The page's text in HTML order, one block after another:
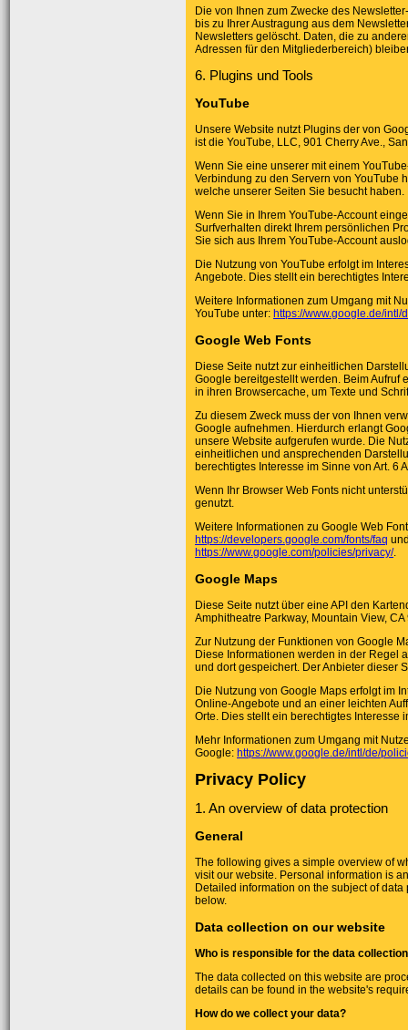
Die von Ihnen zum Zwecke des
bis zu Ihrer Austragung aus dem
Newsletters gelöscht. Daten, die zu
Adressen für den Mitgliederbereich)
6. Plugins und Tools
YouTube
Unsere Website nutzt Plugins der von
ist die YouTube, LLC, 901 Cherry Ave.,
Wenn Sie eine unserer mit einem
Verbindung zu den Servern von YouTube
welche unserer Seiten Sie besucht haben.
Wenn Sie in Ihrem YouTube-Account
Surfverhalten direkt Ihrem persönlichen
Sie sich aus Ihrem YouTube-Account
Die Nutzung von YouTube erfolgt im
Angebote. Dies stellt ein berechtigtes
Weitere Informationen zum Umgang mit
YouTube unter: https://www.google.de/intl/
Google Web Fonts
Diese Seite nutzt zur einheitlichen
Google bereitgestellt werden. Beim Aufruf
in ihren Browsercache, um Texte und
Zu diesem Zweck muss der von Ihnen
Google aufnehmen. Hierdurch erlangt
unsere Website aufgerufen wurde. Die
einheitlichen und ansprechenden
berechtigtes Interesse im Sinne von Art. 6
Wenn Ihr Browser Web Fonts nicht
genutzt.
Weitere Informationen zu Google Web
https://developers.google.com/fonts/faq
https://www.google.com/policies/privacy/.
Google Maps
Diese Seite nutzt über eine API den
Amphitheatre Parkway, Mountain View, CA
Zur Nutzung der Funktionen von Google
Diese Informationen werden in der Regel
und dort gespeichert. Der Anbieter dieser
Die Nutzung von Google Maps erfolgt im
Online-Angebote und an einer leichten
Orte. Dies stellt ein berechtigtes Interesse
Mehr Informationen zum Umgang mit
Google: https://www.google.de/intl/de/
Privacy Policy
1. An overview of data protection
General
The following gives a simple overview of
visit our website. Personal information is
Detailed information on the subject of
below.
Data collection on our website
Who is responsible for the data
The data collected on this website are
details can be found in the website's
How do we collect your data?